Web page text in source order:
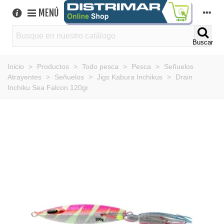
MENÚ
Buscar
Inicio > Productos > Todo pesca > Pesca >
Señuelos
Atrayentes
> Señuelos > Jigs Kabura Inchikus >
Drain
Inchiku Sea Falcon 120gr